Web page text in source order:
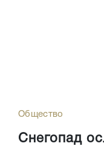
Общество
Снегопад